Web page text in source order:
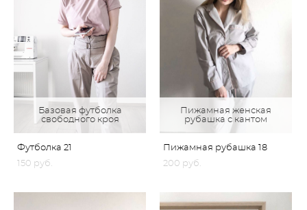
Базовая футболка
свободного кроя
Футболка 21
150 pуб.
Пижамная женская
рубашка с кантом
Пижамная рубашка 18
200 pуб.